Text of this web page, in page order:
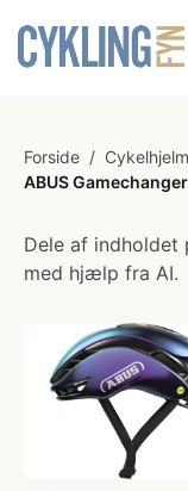
Forside /
ABUS
Dele af indholdet
med hjælp fra AI.